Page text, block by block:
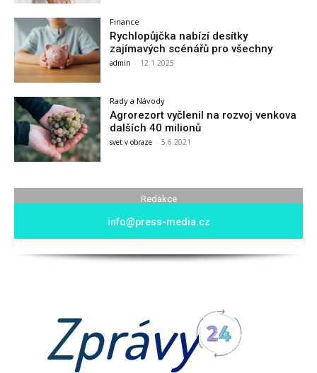
Finance
Rychlopůjčka nabízí desítky
zajímavých scénářů pro všechny
admin - 12.1.2025
Rady a Návody
Agrorezort vyčlenil na rozvoj venkova
dalších 40 milionů
svet v obraze - 5.6.2021
Redakce
info@press-media.cz
Zprávy